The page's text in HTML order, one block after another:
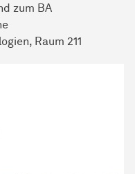
zum BA
Raum 211